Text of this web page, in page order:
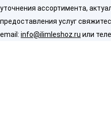
уточнения ассортимента,
предоставления услуг
email: info@ilimleshoz.ru или